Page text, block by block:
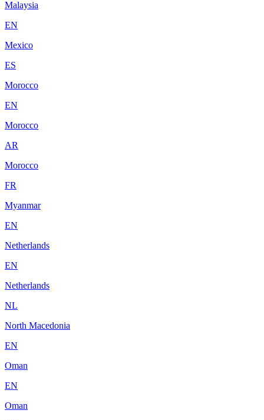
Malaysia
EN
Mexico
ES
Morocco
EN
Morocco
AR
Morocco
FR
Myanmar
EN
Netherlands
EN
Netherlands
NL
North Macedonia
EN
Oman
EN
Oman